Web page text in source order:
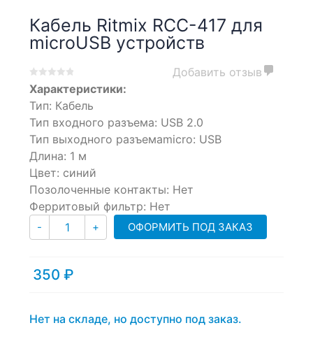
Кабель Ritmix RCC-417 для
microUSB устройств
0
of
5
based
on
0
customer
ratings
Добавить отзыв
Характеристики:
Тип: Кабель
Тип входного разъема: USB 2.0
Тип выходного разъемаmicro: USB
Длина: 1 м
Цвет: синий
Позолоченные контакты: Нет
Ферритовый фильтр: Нет
- Количество
+ ОФОРМИТЬ ПОД ЗАКАЗ
350 ₽
Нет на складе, но доступно под заказ.